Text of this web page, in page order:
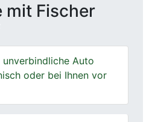
mit Fischer
unverbindliche Auto
oder bei Ihnen vor